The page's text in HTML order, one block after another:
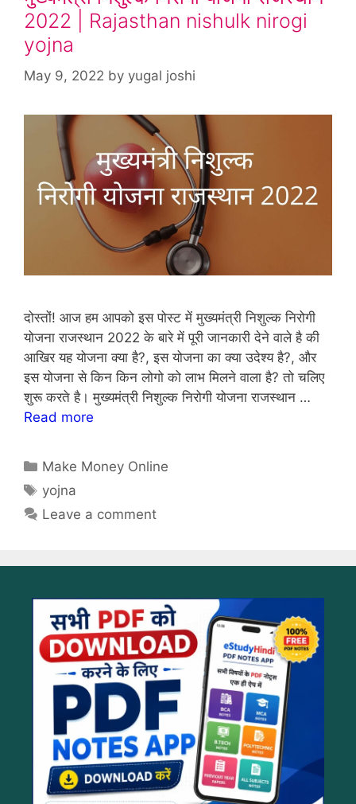
2022 | Rajasthan nishulk nirogi
yojna
May 9, 2022 by yugal joshi
दोस्तों! आज हम आपको इस पोस्ट में मुख्यमंत्री निशुल्क निरोगी
योजना राजस्थान 2022 के बारे में पूरी जानकारी देने वाले है की
आखिर यह योजना क्या है?, इस योजना का क्या उदेश्य है?, और
इस योजना से किन किन लोगो को लाभ मिलने वाला है? तो चलिए
शुरू करते है। मुख्यमंत्री निशुल्क निरोगी योजना राजस्थान …
Read more
Categories
Make Money Online
Tags
yojna
Leave a comment